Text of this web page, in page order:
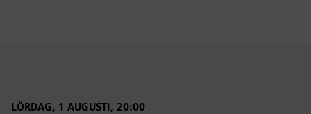
LÖRDAG, 1 AUGUSTI, 20:00